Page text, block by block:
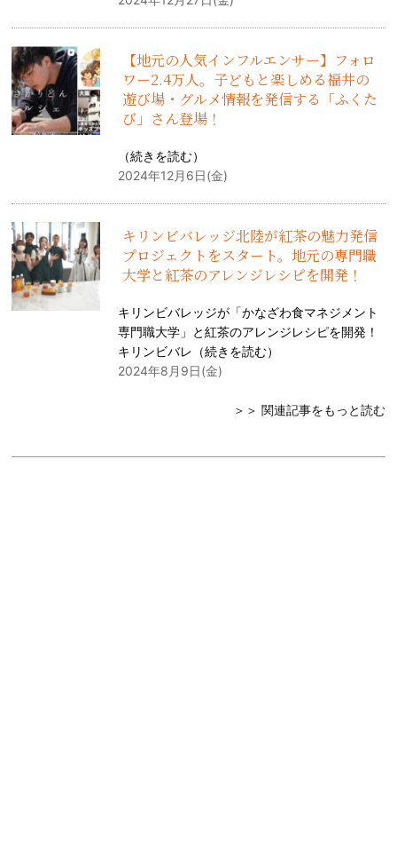
【地元の人気インフルエンサー】フォロ
ワー2.4万人。子どもと楽しめる福井の
遊び場・グルメ情報を発信する「ふくた
び」さん登場！
（続きを読む）
2024年12月6日(金)
キリンビバレッジ北陸が紅茶の魅力発信
プロジェクトをスタート。地元の専門職
大学と紅茶のアレンジレシピを開発！
キリンビバレッジが「かなざわ食マネジメント
専門職大学」と紅茶のアレンジレシピを開発！
キリンビバレ（続きを読む）
2024年8月9日(金)
＞＞ 関連記事をもっと読む